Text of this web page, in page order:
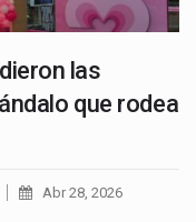
las
que rodea
Abr 28, 2026